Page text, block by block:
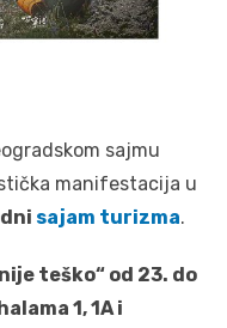
sajmu
manifestacija u
sajam turizma.
teško“ od 23. do
1, 1A i